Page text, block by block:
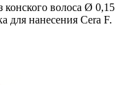
конского волоса Ø 0,15
для нанесения Cera F.